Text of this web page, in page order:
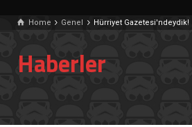
Home Genel Hürriyet Gazetesi'ndeydik!
Haberler